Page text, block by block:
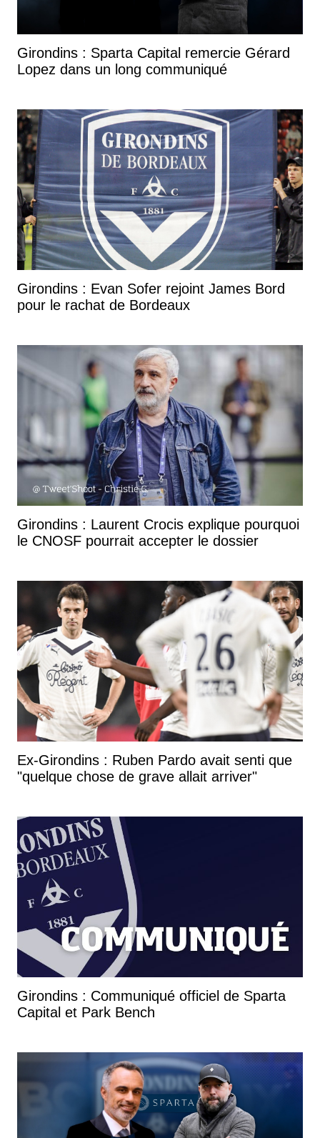
Girondins : Sparta Capital remercie Gérard
Lopez dans un long communiqué
Girondins : Evan Sofer rejoint James Bord
pour le rachat de Bordeaux
Girondins : Laurent Crocis explique pourquoi
le CNOSF pourrait accepter le dossier
Ex-Girondins : Ruben Pardo avait senti que
"quelque chose de grave allait arriver"
Girondins : Communiqué officiel de Sparta
Capital et Park Bench